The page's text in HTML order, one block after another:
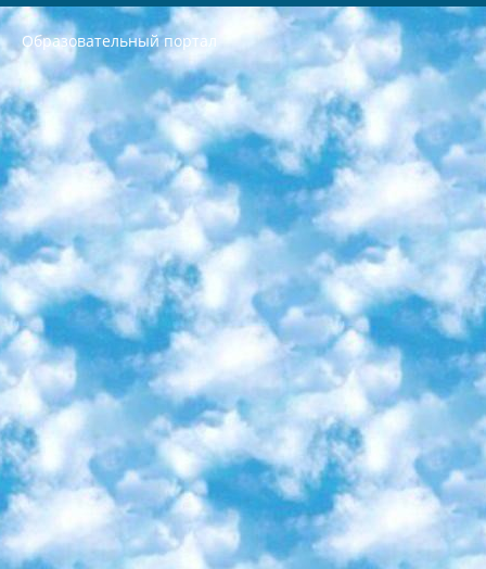
Образовательный портал
РЕСПУБЛИКА УЗБЕКИСТАН МИНИСТРЕРСТВО ДОШКОЛЬНОГО И ШКОЛЬНОГО ОБРАЗОВАНИЯ КОМАНДА в общеобразовательных учреждениях в 2023-2024 учебном году организация и проведение итоговой государственной аттестации обучающихся о Министра дошкольного и школьного образования Республики Узбекистан от 4 марта 2008 года (постановлением Минюста от 20 марта 2008 года № 1778 государственной регистрации) «Итоговое состояние учащихся общего среднего образования на основании положения об утверждении положения об аттестации общего среднего образования выпускной экзамен студентов в образовательных учреждениях в 2023-2024 учебном году В целях организации и прохождения аттестации приказываю: 1. Следующее: перечень предметов, по которым будет проводиться итоговая государственная аттестация и экзамен формы перевода согласно приложению 1; сертификаты международного образца, оценивающие уровень владения иностранными языками перечень согласно приложению 2; 2. Педагогический при специализированных образовательных учреждениях. научно-практический центр квалификации и международной оценки (Д.Давидова) 2024 г. До 25 марта: задания по предметам, по которым будет проводиться итоговая аттестация разработка и утверждение технических условий; итоговая аттестация на основании разработанного предметного задания разработка вопросов по предметам (устно и письменно), экзамен передача; общеобразовательные средние школы и специальные учебные заведения учащиеся выпускных классов школ и интернатов в агентской системе подготовка базы данных экзаменационных материалов и критериев оценки; перевод базы экзаменационных материалов на все языки обучения подать в Республиканский образовательный центр для изготовления; варианты экзаменов на основе разработанных контрольных материалов пусть будут поставлены задачи формирования. 3. Республиканский образовательный центр (Ш.Худайкулов) до 5 апреля 2024 года. до: база данных предоставленных экзаменационных материалов на все языки обучения перевод и экспертиза; для слепых, слабовидящих, глухих, слабослышащих и умственно отсталых детей учащиеся выпускных классов специализированных школ и школ-интернатов база данных экзаменационных материалов на всех преподаваемых языках подготовка критериев оценки; специализированные школы для умственно отсталых детей и технологии для учащихся выпускных классов школ-интернатов разработка соответствующих рекомендаций и критериев проведения ЕГЭ по естествознанию давать задания. 4. Педагогический при специализированных образовательных учреждениях. Научно-практический центр навыков и международной оценки (Д.Давидова), Республика образовательный центр (Худайкулов Ш.) итоговый государственный аттестационный экзамен ориентирован на творческое и логическое мышление при подготовке базы материалов учитывать введение заданий. 5. Следует отметить, что: сертификат государственного образца о знании общеобразовательного предмета и как минимум национальный уровень B1 по предметам на иностранных языках, указанным в Приложении 2. или международно признанный сертификат эквивалентного уровня студенты, изучающие определенный предмет, освобождаются от экзамена; по соответствующим предметам запланирована итоговая государственная аттестация за день до дня, путем жеребьевки Рабочей группой (в письменной форме по предметам, проводимым в форме) из числа сформированных вариантов выбрано 2 варианта; 2 выбранных варианта экзамена анонсированы на официальном сайте министерства и все выпускники по всей стране на основе этих вариантов проводит итоговую государственную аттестацию. 6. Государственное образование учащихся средних общеобразовательных учреждений. знания в соответствии с квалификационными требованиями, которые необходимо приобрести на основании стандартов итоговый (выпускной) контроль для 9 и 11 классов в целях тестирования Экзамены (далее – экзамены) состоят из предметов, перечисленных в приложении 1. будет сделано. 7. Экзамены пройдут с 26 мая по 15 июня 2024 г. (кроме науки физического воспитания). 8. Физическая для учащихся 9 классов общесредних образовательных учреждений. Экзамены по предмету «Образование, квалификация медицина» 1-6 мая 2024 года. сотрудники перевести под присмотр (с отклонениями в физическом или умственном развитии) специализированная школа для детей, школы-интернаты и со сколиозом школы-интернаты санаторного типа для больных детей исключены). 9. Он был слепым, слабовидящим и имел нарушения опорно-двигательного аппарата. экзамены в специализированных школах и интернатах для детей должны проводиться исходя из требований, предъявляемых к общеобразовательным учреждениям (физкультура кроме науки). 10. Специализированная школа для глухих и слабослышащих детей. и экзамены в интернатах и быть реализован в виде письменного теста по математике. 11. Специальность для умственно отсталых детей. Для 9 класса Родной язык и литературное письмо Государственный язык (язык обучения – узбекский). для неклассов) написано Математическое письмо Письменная/устная история Узбекистана Физическое воспитание практично Итоговый контроль Для 11 класса Написание родного языка и литературы (эссе) Математическое письмо Узбекский язык (обучение на узбекском языке) не посещающее общее среднее образование для учреждений)/Образовательное учреждение выбор письменный и устный Иностранный язык письменный/устный Письменная/устная история Узбекистана *По выбору студента:  Химия  Физика  Основы государственного права  География 10 бесплатных образовательных ресурсов - Мы составили подборку онлайн-проектов с интерактивными упражнениями, видеолекциями и статьями. Они помогут вам обрести новые и освежить старые знания бесплатно. 1. «ИНТУИТ» Старейшая образовательная площадка Рунета. Здесь вы найдёте сотни текстовых и видеокурсов на десятки различных тем — от программирования до психологии. Многие курсы подготовлены российскими университетами и крупными международными компаниями вроде Intel и Microsoft. Самостоятельное обучение бесплатное, но желающие могут оплатить услуги персональных наставников. 2. «Смартия» знакомит с актуальными профессиями и подсказывает, как им обучаться. Выбрав заинтересовавшую вас специальность — SMM-специалист, фотограф, веб-дизайнер или другую, — увидите список необходимых для неё умений. Чтобы вы могли освоить их самостоятельно, для каждого умения площадка отображает подборку ссылок на учебные материалы. Хотя «Смартия» ориентируется на русскоязычную аудиторию, часть контента всё же доступна только на английском. 3. «Лекторий Физтеха» Проект Московского физико-технического института (Физтеха). С его помощью вы можете смотреть онлайн серии лекций, записанные на видео в этом вузе. В числе доступных предметов — физика, биология, химия, информационные технологии и другие. К некоторым лекциям администрация ресурса прилагает готовые конспекты, которые можно скачивать в PDF-формате. 4. ITMOcourses Онлайн-площадка Санкт-Петербургского национального исследовательского университета информационных технологий, механики и оптики (ИТМО). Ресурс предоставляет свободный доступ к курсам, разработанным в этом вузе. Каталог материалов разбит на четыре категории: «Оптические системы и технологии», «Приборостроение и робототехника», «Информационные технологии» и «Биотехнологии». Курсы состоят из видеолекций, интерактивных демонстраций и заданий. 5. «КиберЛенинка» Электронная научная библиотека открытого доступа. Каталог площадки регулярно обрастает текстами статей из различных научных изданий. Сгруппированные по журналам и рубрикам публикации можно читать онлайн или скачивать целиком в PDF-формате. Проект нацелен на популяризацию науки за счёт открытого доступа к качественной информации. 6. «ПостНаука» На этом ресурсе публикуют подборки видеолекций, составленные экспертами из разных отраслей и объединённые общими темами. Среди них, к примеру, есть серии «Биоинформатика и геномика», «Культура средневековой Скандинавии» и Cinema Studies о теории кино. Каждая подборка лекций — логически связанная история, рассказанная экспертом от первого лица. Кроме того, на сайте появляются научно-образовательные статьи и тесты на разные темы. 7. «Newочём» Команда проекта «Newочём» отбирает самые интересные тексты из англоязычных СМИ и переводит те из них, за которые голосуют участники сообщества «ВКонтакте». По большей части это научно-популярные статьи. Редакторы придумывают лишь заголовки, в остальном содержание переводов соответствует оригиналам. Полные тексты можно читать прямо в социальной сети. 8. InternetUrok Онлайн-база материалов по основным дисциплинам школьной программы. Информация на сайте структурирована по классам, предметам и темам (урокам). Каждый урок состоит из видеолекций и конспектов. Есть также интерактивные тренажёры и тесты для закрепления пройденного материала. Даже если вы давно окончили школу, возможность повторить программу старших классов всегда может пригодиться. 9. Edutainme Ещё один ресурс об образовании. В отличие от Newtonew, как мне кажется, Edutainme больше ориентируется на представителей индустрии: педагогов, предпринимателей, разработчиков образовательных проектов. Но и любой, кто просто стремится к саморазвитию, найдёт на сайте много полезного и интересного для себя. Например, информацию о новых курсах и образовательных сервисах. 10. Newtonew Онлайн-медиа об образовании и обучении в широком смысле. Авторы Newtonew пишут об инструментах, заведениях, тактиках и стратегиях, которые помогают учить других и получать новые знания самостоятельно. На этой площадке вы найдёте новости, обзоры, аналитические мат